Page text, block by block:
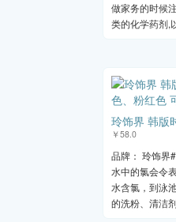
做家务的时候
类的化学药剂,
玲饰界 韩版
￥58.0
品牌： 玲饰界
水中的氯会令
水含氯，到泳
的洗粉、清洁